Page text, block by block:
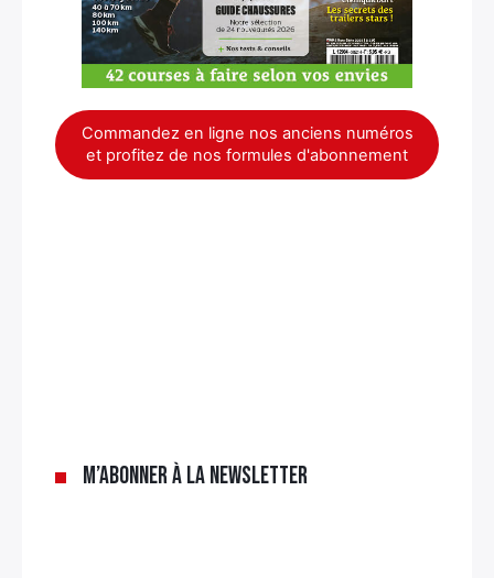
Commandez en ligne nos anciens numéros
et profitez de nos formules d'abonnement
M’abonner à la newsletter